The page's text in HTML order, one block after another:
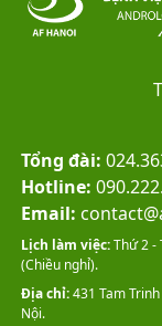
Tổng đài:
Hotline:
Email:
Lịch làm việc:Thứ 2 -
(Chiều nghỉ).
Địa chỉ:431 Tam
Nội.